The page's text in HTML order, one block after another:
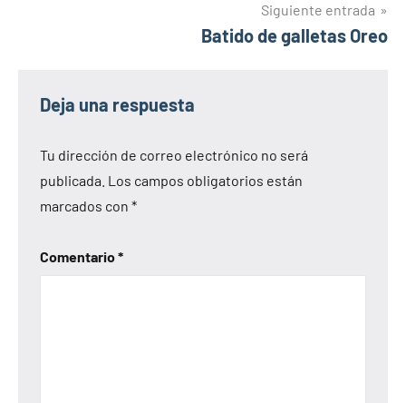
Siguiente entrada
Batido de galletas Oreo
Deja una respuesta
Tu dirección de correo electrónico no será
publicada. Los campos obligatorios están
marcados con *
Comentario*